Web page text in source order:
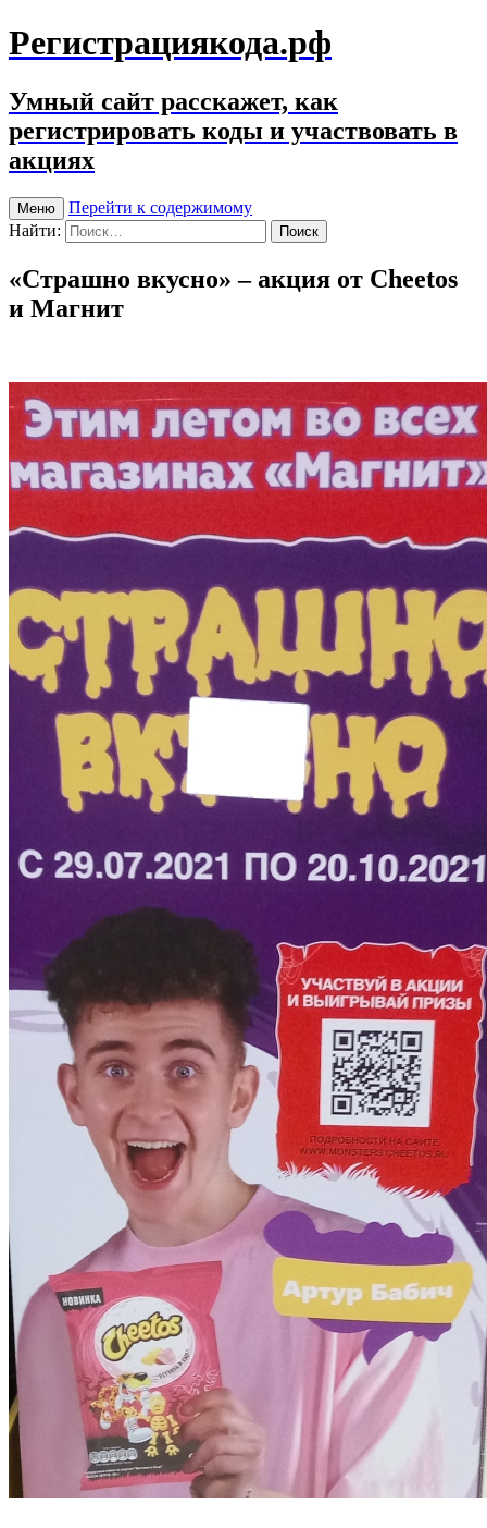
Регистрациякода.рф
Умный сайт расскажет, как
регистрировать коды и участвовать в
акциях
Меню
Перейти к содержимому
Найти:
«Страшно вкусно» – акция от Cheetos
и Магнит